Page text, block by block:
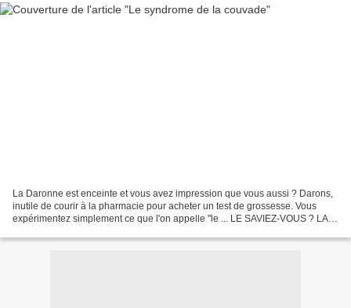
La Daronne est enceinte et vous avez impression que vous aussi ? Darons,
inutile de courir à la pharmacie pour acheter un test de grossesse. Vous
expérimentez simplement ce que l'on appelle "le ... LE SAVIEZ-VOUS ? LA